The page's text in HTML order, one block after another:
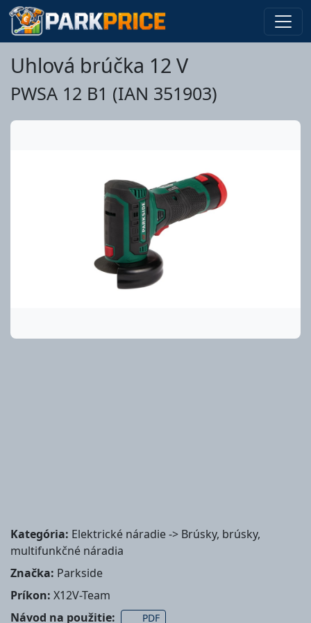
Uhlová brúčka 12 V
PWSA 12 B1 (IAN 351903)
Kategória: Elektrické náradie -> Brúsky, brúsky,
multifunkčné náradia
Značka: Parkside
Príkon: X12V-Team
Návod na použitie:
PDF